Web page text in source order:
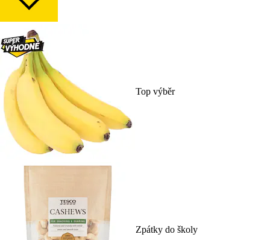
Top výběr
Zpátky do školy